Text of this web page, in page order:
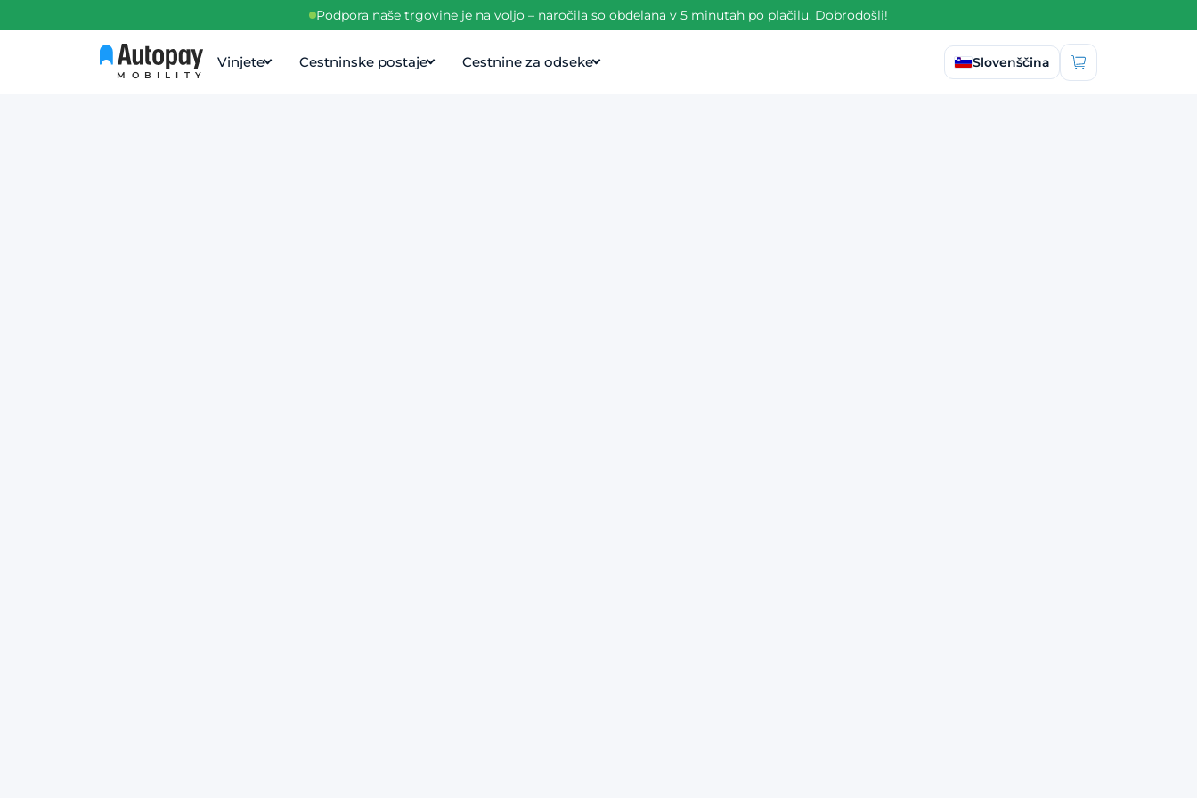
Podpora naše trgovine je na voljo – naročila so obdelana v 5 minutah po plačilu. Dobrodošli!
MOBILITY
Vinjete Cestninske postaje Cestnine za odseke
Izberi jezik
Slovenščina